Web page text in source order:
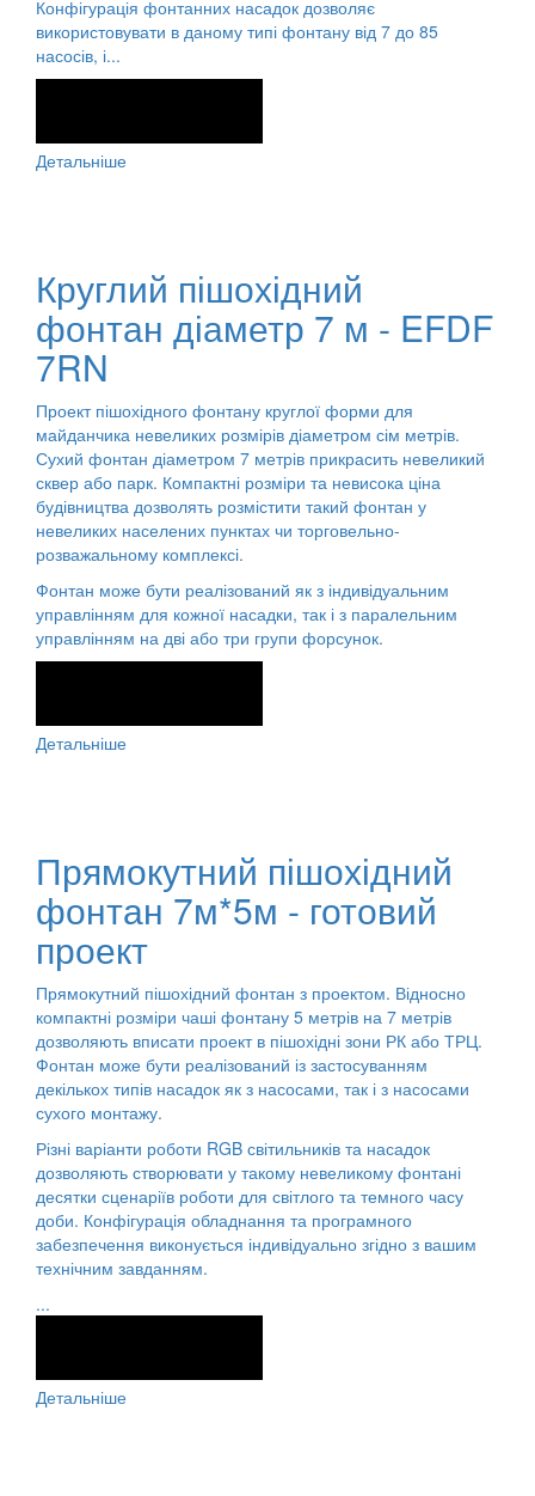
Конфігурація фонтанних насадок дозволяє
використовувати в даному типі фонтану від 7 до 85
насосів, і...
Детальніше
Круглий пішохідний
фонтан діаметр 7 м - EFDF
7RN
Проект пішохідного фонтану круглої форми для
майданчика невеликих розмірів діаметром сім метрів.
Сухий фонтан діаметром 7 метрів прикрасить невеликий
сквер або парк. Компактні розміри та невисока ціна
будівництва дозволять розмістити такий фонтан у
невеликих населених пунктах чи торговельно-
розважальному комплексі.
Фонтан може бути реалізований як з індивідуальним
управлінням для кожної насадки, так і з паралельним
управлінням на дві або три групи форсунок.
Детальніше
Прямокутний пішохідний
фонтан 7м*5м - готовий
проект
Прямокутний пішохідний фонтан з проектом. Відносно
компактні розміри чаші фонтану 5 метрів на 7 метрів
дозволяють вписати проект в пішохідні зони РК або ТРЦ.
Фонтан може бути реалізований із застосуванням
декількох типів насадок як з насосами, так і з насосами
сухого монтажу.
Різні варіанти роботи RGB світильників та насадок
дозволяють створювати у такому невеликому фонтані
десятки сценаріїв роботи для світлого та темного часу
доби. Конфігурація обладнання та програмного
забезпечення виконується індивідуально згідно з вашим
технічним завданням.
...
Детальніше